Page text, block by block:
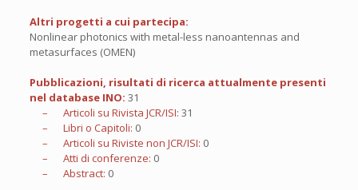
Altri progetti a cui partecipa:
Nonlinear photonics with metal-less nanoantennas and
metasurfaces (OMEN)
Pubblicazioni, risultati di ricerca attualmente presenti
nel database INO: 31
– Articoli su Rivista JCR/ISI: 31
– Libri o Capitoli: 0
– Articoli su Riviste non JCR/ISI: 0
– Atti di conferenze: 0
– Abstract: 0